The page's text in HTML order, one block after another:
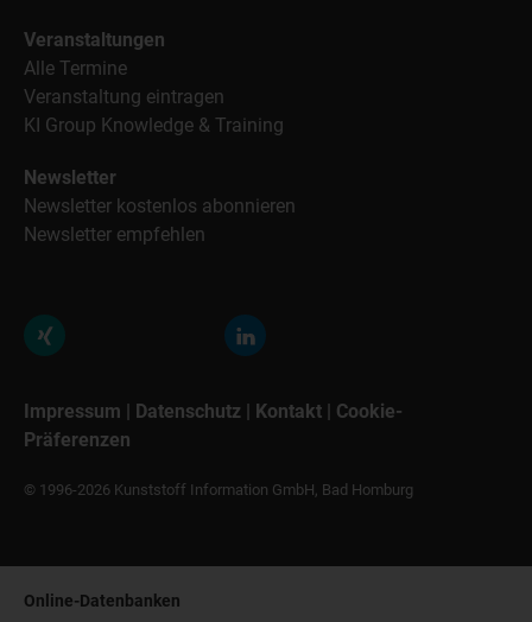
Veranstaltungen
Alle Termine
Veranstaltung eintragen
KI Group Knowledge & Training
Newsletter
Newsletter kostenlos abonnieren
Newsletter empfehlen
Impressum | Datenschutz | Kontakt | Cookie-
Präferenzen
© 1996-2026 Kunststoff Information GmbH, Bad Homburg
Online-Datenbanken